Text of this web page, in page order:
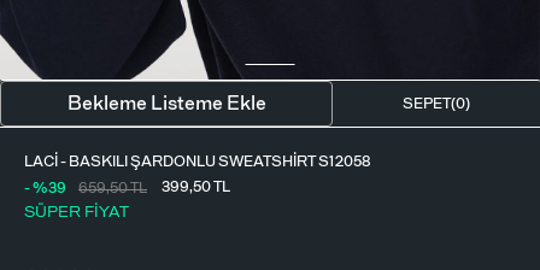
LACI - BASKILI ŞARDONLU SWEATSHIRT S12058
SÜPER FİYAT
659,50TL 399,50TL
- %39
SEPET(0)
Bekleme Listeme Ekle
ELBISE
VÜCUT AKSESUARI